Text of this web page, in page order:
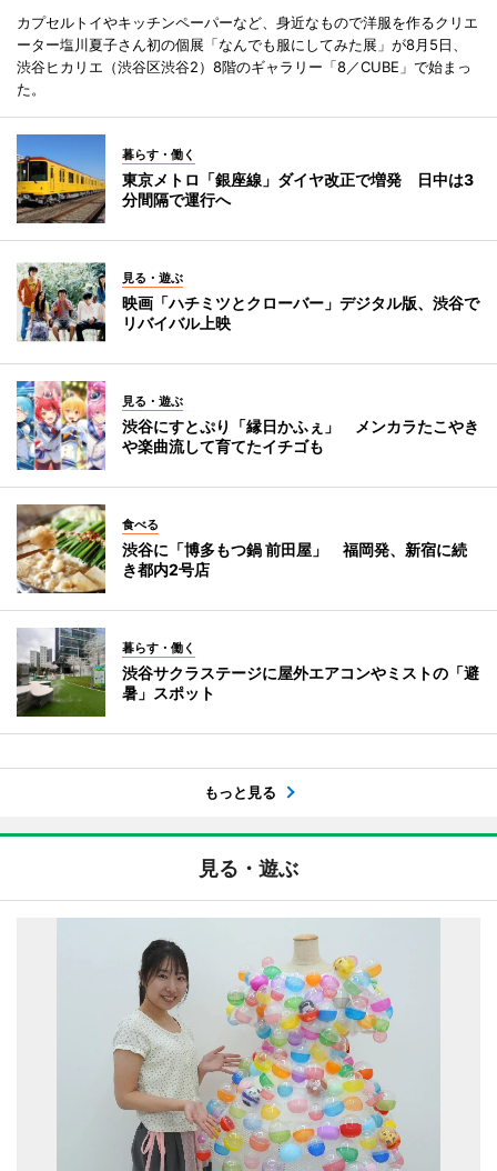
カプセルトイやキッチンペーパーなど、身近なもので洋服を作るクリエ
ーター塩川夏子さん初の個展「なんでも服にしてみた展」が8月5日、
渋谷ヒカリエ（渋谷区渋谷2）8階のギャラリー「8／CUBE」で始まっ
た。
暮らす・働く
東京メトロ「銀座線」ダイヤ改正で増発 日中は3
分間隔で運行へ
見る・遊ぶ
映画「ハチミツとクローバー」デジタル版、渋谷で
リバイバル上映
見る・遊ぶ
渋谷にすとぷり「縁日かふぇ」 メンカラたこやき
や楽曲流して育てたイチゴも
食べる
渋谷に「博多もつ鍋 前田屋」 福岡発、新宿に続
き都内2号店
暮らす・働く
渋谷サクラステージに屋外エアコンやミストの「避
暑」スポット
もっと見る
見る・遊ぶ